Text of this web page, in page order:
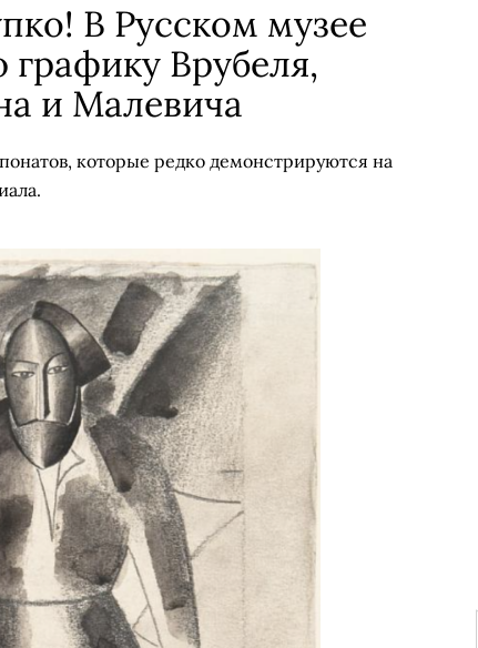
В Русском музее
Врубеля,
и Малевича
которые редко демонстрируются на